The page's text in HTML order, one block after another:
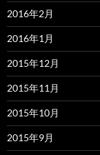
2016年2月
2016年1月
2015年12月
2015年11月
2015年10月
2015年9月